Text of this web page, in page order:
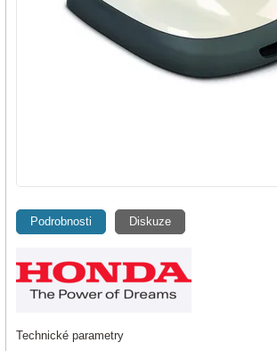
Podrobnosti Diskuze
Technické parametry